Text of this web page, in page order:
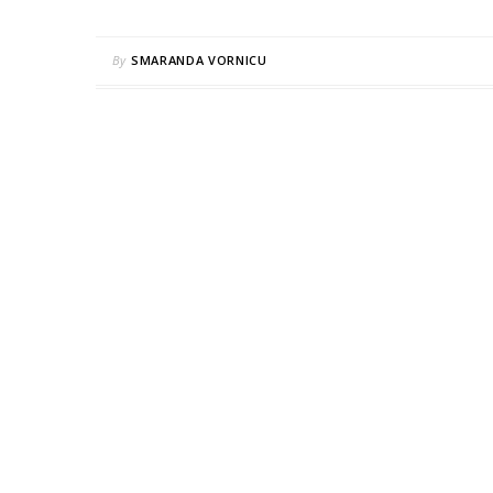
By SMARANDA VORNICU